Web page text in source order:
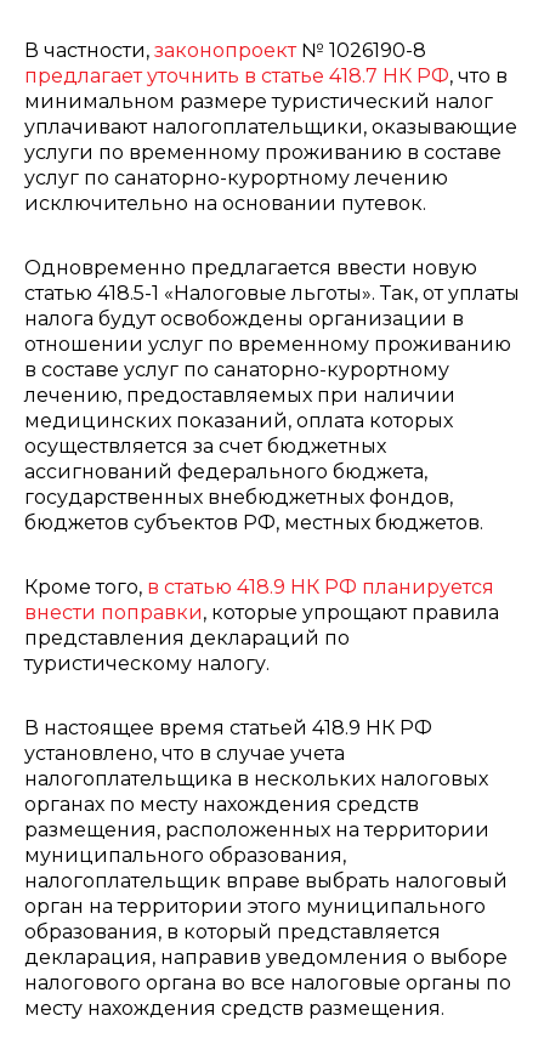
В частности, законопроект№ 1026190-8
предлагает уточнить в статье 418.7 НК РФ, что в
минимальном размере туристический налог
уплачивают налогоплательщики, оказывающие
услуги по временному проживанию в составе
услуг по санаторно-курортному лечению
исключительно на основании путевок.
Одновременно предлагается ввести новую
статью 418.5-1 «Налоговые льготы». Так, от уплаты
налога будут освобождены организации в
отношении услуг по временному проживанию
в составе услуг по санаторно-курортному
лечению, предоставляемых при наличии
медицинских показаний, оплата которых
осуществляется за счет бюджетных
ассигнований федерального бюджета,
государственных внебюджетных фондов,
бюджетов субъектов РФ, местных бюджетов.
Кроме того, в статью 418.9 НК РФ планируется
внести поправки, которые упрощают правила
представления деклараций по
туристическому налогу.
В настоящее время статьей 418.9 НК РФ
установлено, что в случае учета
налогоплательщика в нескольких налоговых
органах по месту нахождения средств
размещения, расположенных на территории
муниципального образования,
налогоплательщик вправе выбрать налоговый
орган на территории этого муниципального
образования, в который представляется
декларация, направив уведомления о выборе
налогового органа во все налоговые органы по
месту нахождения средств размещения.